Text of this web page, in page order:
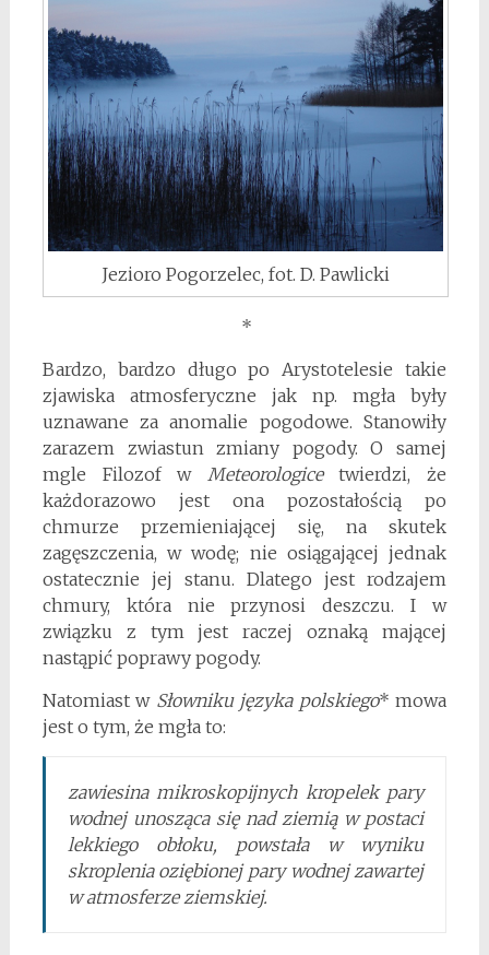
Jezioro Pogorzelec, fot. D. Pawlicki
*
Bardzo, bardzo długo po Arystotelesie takie
zjawiska atmosferyczne jak np. mgła były
uznawane za anomalie pogodowe. Stanowiły
zarazem zwiastun zmiany pogody. O samej
mgle Filozof w
Meteorologicetwierdzi, że
każdorazowo jest ona pozostałością po
chmurze przemieniającej się, na skutek
zagęszczenia, w wodę; nie osiągającej jednak
ostatecznie jej stanu. Dlatego jest rodzajem
chmury, która nie przynosi deszczu. I w
związku z tym jest raczej oznaką mającej
nastąpić poprawy pogody.
Natomiast w Słowniku języka polskiego* mowa
jest o tym, że mgła to:
zawiesina mikroskopijnych kropelek pary
wodnej unosząca się nad ziemią w postaci
lekkiego obłoku, powstała w wyniku
skroplenia oziębionej pary wodnej zawartej
w atmosferze ziemskiej.